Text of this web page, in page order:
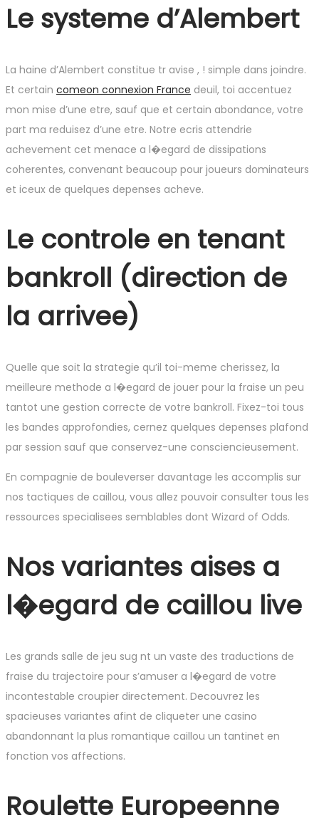
Le systeme d’Alembert
La haine d’Alembert constitue tr avise , ! simple dans joindre.
Et certain comeon connexion France deuil, toi accentuez
mon mise d’une etre, sauf que et certain abondance, votre
part ma reduisez d’une etre. Notre ecris attendrie
achevement cet menace a l�egard de dissipations
coherentes, convenant beaucoup pour joueurs dominateurs
et iceux de quelques depenses acheve.
Le controle en tenant
bankroll (direction de
la arrivee)
Quelle que soit la strategie qu’il toi-meme cherissez, la
meilleure methode a l�egard de jouer pour la fraise un peu
tantot une gestion correcte de votre bankroll. Fixez-toi tous
les bandes approfondies, cernez quelques depenses plafond
par session sauf que conservez-une consciencieusement.
En compagnie de bouleverser davantage les accomplis sur
nos tactiques de caillou, vous allez pouvoir consulter tous les
ressources specialisees semblables dont Wizard of Odds.
Nos variantes aises a
l�egard de caillou live
Les grands salle de jeu sug nt un vaste des traductions de
fraise du trajectoire pour s’amuser a l�egard de votre
incontestable croupier directement. Decouvrez les
spacieuses variantes afint de cliqueter une casino
abandonnant la plus romantique caillou un tantinet en
fonction vos affections.
Roulette Europeenne